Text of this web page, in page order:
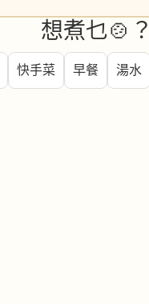
想煮乜🍲
快手菜 早餐 湯水